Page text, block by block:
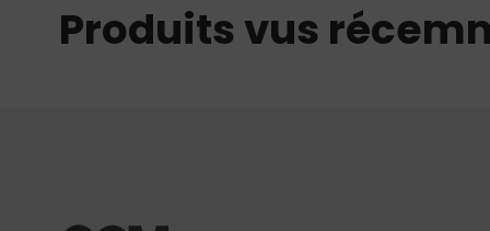
Produits vus